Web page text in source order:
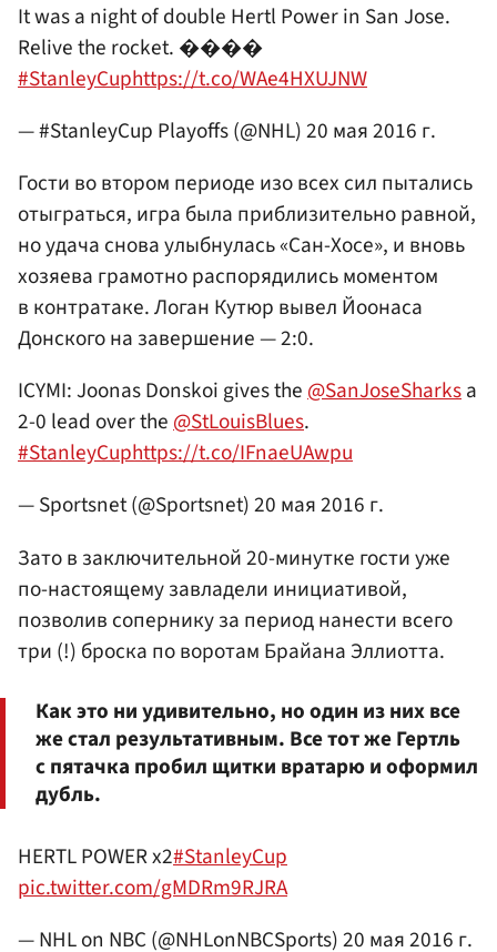
It was a night of double Hertl Power in San Jose.
Relive the rocket. ����
#StanleyCuphttps://t.co/WAe4HXUJNW
— #StanleyCup Playoffs (@NHL)20 мая 2016 г.
Гости во втором периоде изо всех сил пытались
отыграться, игра была приблизительно равной,
но удача снова улыбнулась «Сан-Хосе», и вновь
хозяева грамотно распорядились моментом
в контратаке. Логан Кутюр вывел Йоонаса
Донского на завершение — 2:0.
ICYMI: Joonas Donskoi gives the@SanJoseSharksa
2-0 lead over the@StLouisBlues.
#StanleyCuphttps://t.co/IFnaeUAwpu
— Sportsnet (@Sportsnet)20 мая 2016 г.
Зато в заключительной 20-минутке гости уже
по-настоящему завладели инициативой,
позволив сопернику за период нанести всего
три (!) броска по воротам БрайанаЭллиотта.
Как это ни удивительно, но один из них все
же стал результативным. Все тот же Гертль
с пятачка пробил щитки вратарю и оформил
дубль.
HERTL POWER x2#StanleyCup
pic.twitter.com/gMDRm9RJRA
— NHL on NBC (@NHLonNBCSports)20 мая 2016 г.